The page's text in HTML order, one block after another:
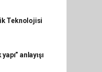
Teknolojisi
anlayışı